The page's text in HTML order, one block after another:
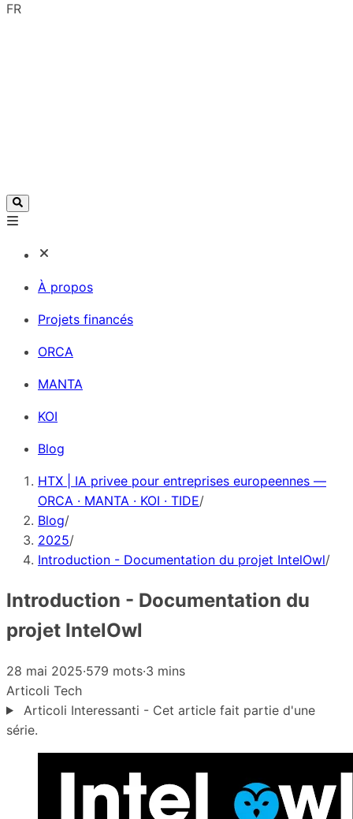
FR
À propos
Projets financés
ORCA
MANTA
KOI
Blog
HTX | IA privee pour entreprises europeennes —
ORCA · MANTA · KOI · TIDE/
Blog/
2025/
Introduction - Documentation du projet IntelOwl/
Introduction - Documentation du
projet IntelOwl
28 mai 2025·579 mots·3 mins
Articoli Tech
Articoli Interessanti - Cet article fait partie d'une
série.